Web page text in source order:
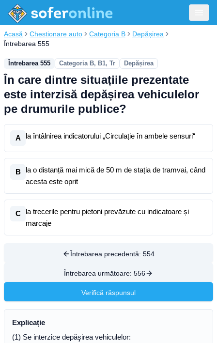
Acasă Chestionare auto Categoria B
Depășirea
Întrebarea 555
Întrebarea 555 Categoria B, B1, Tr Depășirea
În care dintre situațiile prezentate
este interzisă depășirea vehiculelor
pe drumurile publice?
A la întâlnirea indicatorului „Circulație în ambele sensuri“
B
la o distanță mai mică de 50 m de stația de tramvai, când
acesta este oprit
C
la trecerile pentru pietoni prevăzute cu indicatoare și
marcaje
Întrebarea precedentă: 554
Întrebarea următoare: 556
Verifică răspunsul
Explicație
(1) Se interzice depăşirea vehiculelor: